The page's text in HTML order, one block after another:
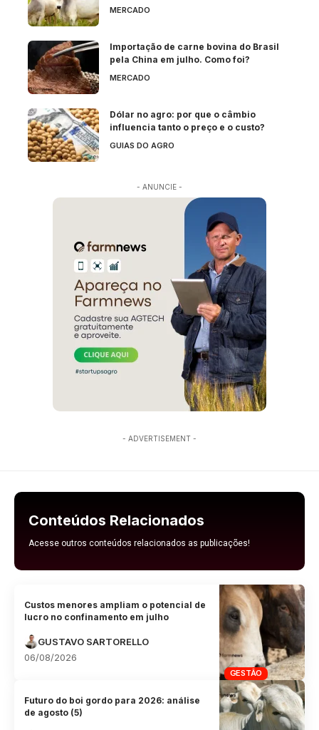
MERCADO
Importação de carne bovina do Brasil
pela China em julho. Como foi?
MERCADO
Dólar no agro: por que o câmbio
influencia tanto o preço e o custo?
GUIAS DO AGRO
- ANUNCIE -
- ADVERTISEMENT -
Conteúdos Relacionados
Acesse outros conteúdos relacionados as publicações!
GESTÃO
Custos menores ampliam o potencial de
lucro no confinamento em julho
GUSTAVO SARTORELLO
06/08/2026
Futuro do boi gordo para 2026: análise
de agosto (5)